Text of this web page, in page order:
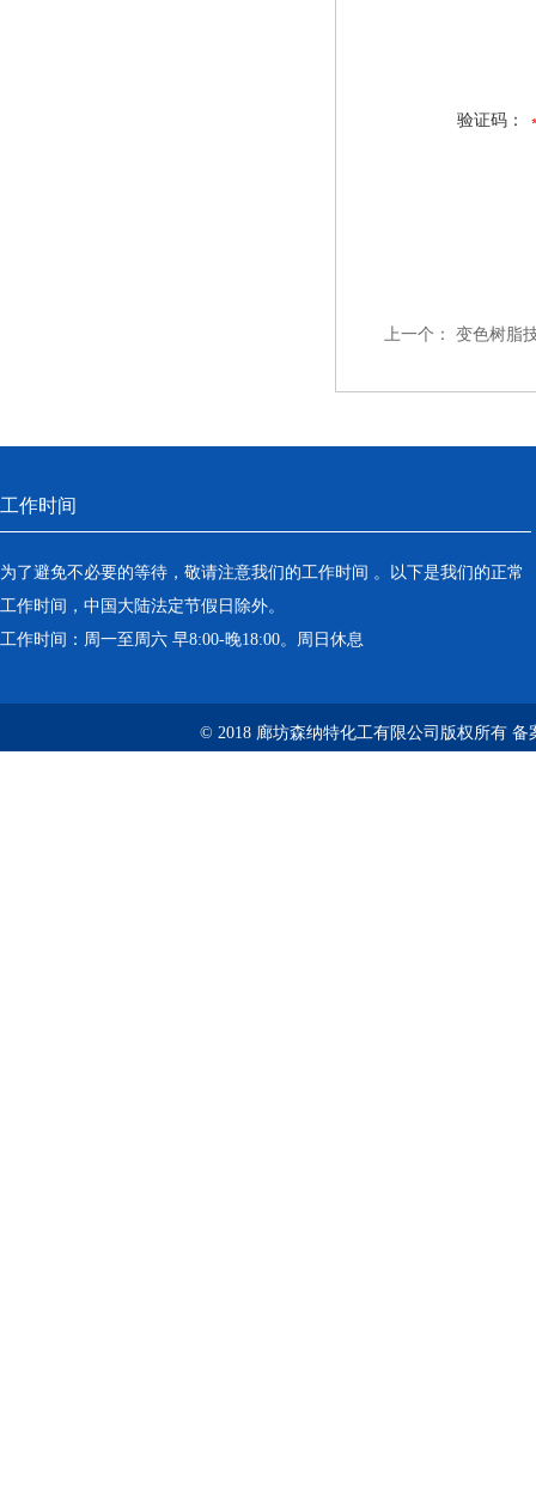
验证码：
上一个： 变色树脂
工作时间
为了避免不必要的等待，敬请注意我们的工作时间 。以下是我们的正常
工作时间，中国大陆法定节假日除外。
工作时间：周一至周六 早8:00-晚18:00。周日休息
© 2018 廊坊森纳特化工有限公司版权所有 备